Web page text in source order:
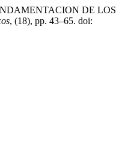
DE LOS
, (18), pp. 43–65. doi: